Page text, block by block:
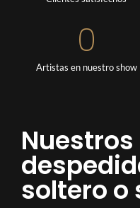
Artistas en nuestro show
0
soltero o